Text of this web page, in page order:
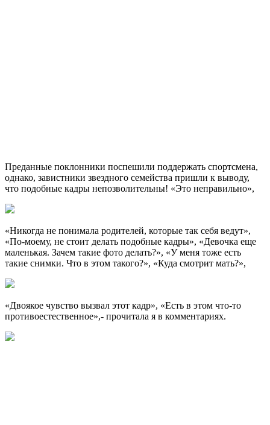
Преданные поклонники поспешили поддержать спортсмена,
однако, завистники звездного семейства пришли к выводу,
что подобные кадры непозволительны! «Это неправильно»,
«Никогда не понимала родителей, которые так себя ведут»,
«По-моему, не стоит делать подобные кадры», «Девочка еще
маленькая. Зачем такие фото делать?», «У меня тоже есть
такие снимки. Что в этом такого?», «Куда смотрит мать?»,
«Двоякое чувство вызвал этот кадр», «Есть в этом что-то
противоестественное»,- прочитала я в комментариях.